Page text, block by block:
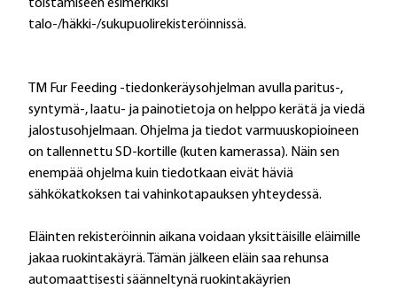
e
toistamiseen esimerkiksi
talo-/häkki-/sukupuolirekisteröinnissä.
TM Fur Feeding -tiedonkeräysohjelman avulla paritus-,
syntymä-, laatu- ja painotietoja on helppo kerätä ja viedä
jalostusohjelmaan. Ohjelma ja tiedot varmuuskopioineen
on tallennettu SD-kortille (kuten kamerassa). Näin sen
enempää ohjelma kuin tiedotkaan eivät häviä
sähkökatkoksen tai vahinkotapauksen yhteydessä.
Eläinten rekisteröinnin aikana voidaan yksittäisille eläimille
jakaa ruokintakäyrä. Tämän jälkeen eläin saa rehunsa
automaattisesti säänneltynä ruokintakäyrien